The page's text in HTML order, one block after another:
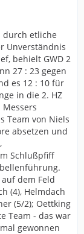
durch etliche
Unverständnis
behielt GWD 2
27 : 23 gegen
es 12 : 10 für
in die 2. HZ
Team von Niels
absetzen und
Schlußpfiff
dem Feld
(4), Helmdach
(5/2); Oettking
Team - das war
gewonnen